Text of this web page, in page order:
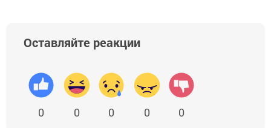
Оставляйте реакции
0 0 0 0 0